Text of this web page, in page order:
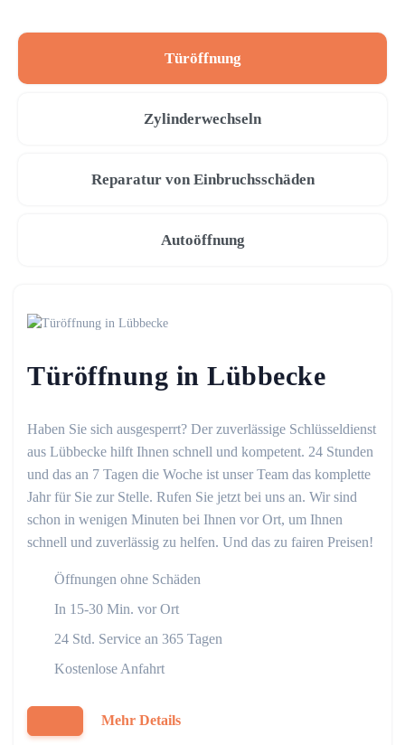
Türöffnung
Zylinderwechseln
Reparatur von Einbruchsschäden
Autoöffnung
Türöffnung in Lübbecke
Haben Sie sich ausgesperrt? Der zuverlässige Schlüsseldienst
aus Lübbecke hilft Ihnen schnell und kompetent. 24 Stunden
und das an 7 Tagen die Woche ist unser Team das komplette
Jahr für Sie zur Stelle. Rufen Sie jetzt bei uns an. Wir sind
schon in wenigen Minuten bei Ihnen vor Ort, um Ihnen
schnell und zuverlässig zu helfen. Und das zu fairen Preisen!
Öffnungen ohne Schäden
In 15-30 Min. vor Ort
24 Std. Service an 365 Tagen
Kostenlose Anfahrt
Mehr Details